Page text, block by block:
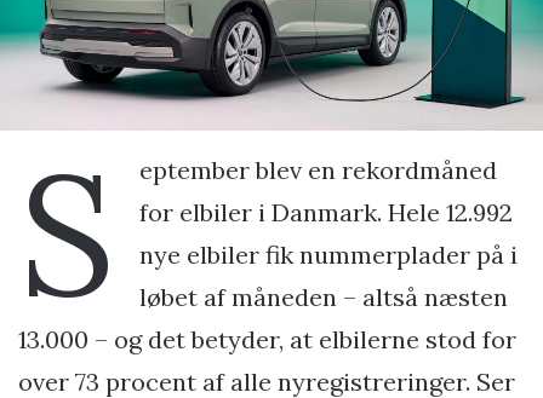
S
eptember blev en rekordmåned
for elbiler i Danmark. Hele 12.992
nye elbiler fik nummerplader på i
løbet af måneden – altså næsten
13.000 – og det betyder, at elbilerne stod for
over 73 procent af alle nyregistreringer. Ser